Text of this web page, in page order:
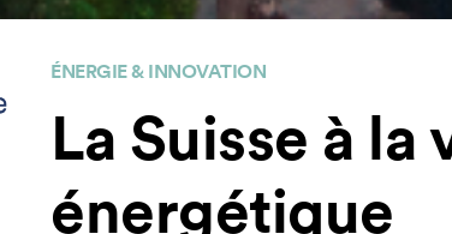
ÉNERGIE & INNOVATION
La Suisse à
énergétique